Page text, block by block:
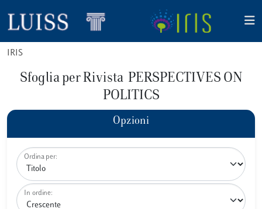
IRIS
Sfoglia per Rivista PERSPECTIVES ON
POLITICS
Opzioni
Ordina per:
In ordine: